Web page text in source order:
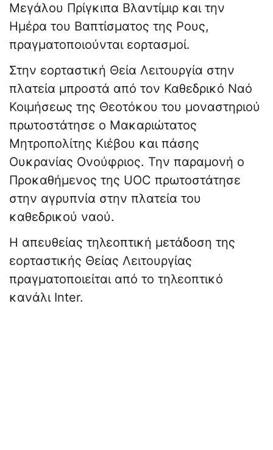
Μεγάλου Πρίγκιπα Βλαντίμιρ και την
Ημέρα του Βαπτίσματος της Ρους,
πραγματοποιούνται εορτασμοί.
Στην εορταστική Θεία Λειτουργία στην
πλατεία μπροστά από τον Καθεδρικό Ναό
Κοιμήσεως της Θεοτόκου του μοναστηριού
πρωτοστάτησε ο Μακαριώτατος
Μητροπολίτης Κιέβου και πάσης
Ουκρανίας Ονούφριος. Την παραμονή ο
Προκαθήμενος της UOC πρωτοστάτησε
στην αγρυπνία στην πλατεία του
καθεδρικού ναού.
Η απευθείας τηλεοπτική μετάδοση της
εορταστικής Θείας Λειτουργίας
πραγματοποιείται από το τηλεοπτικό
κανάλι Inter.